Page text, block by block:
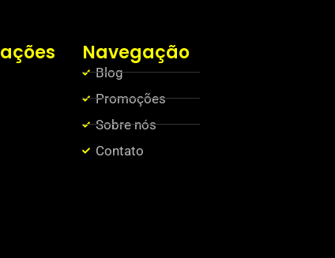
Navegação
Blog
Promoções
Sobre nós
Contato